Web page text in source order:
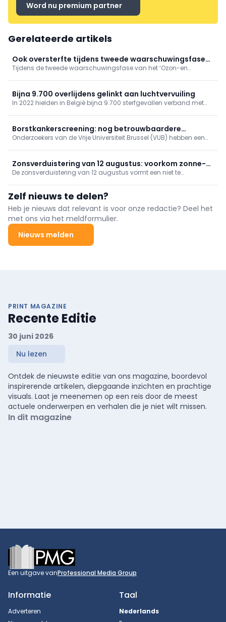
Word nu premium partner
Gerelateerde artikels
Ook oversterfte tijdens tweede waarschuwingsfase
'Ozon- en hitteplan'
Tijdens de tweede waarschuwingsfase van het ‘Ozon-en
hoewel beperkter dan tijdens de hittegolf eind juni.
Bijna 9.700 overlijdens gelinkt aan luchtvervuiling
In 2022 hielden in België bijna 9.700 sterfgevallen verband met
overlijden in kaart.
Borstkankerscreening: nog betrouwbaardere
simulatiemodellen
Onderzoekers van de Vrije Universiteit Brussel (VUB) hebben een
borstkankerscreening.
Zonsverduistering van 12 augustus: voorkom zonne-
retinopathie
De zonsverduistering van 12 augustus vormt een niet te
of „eclipsretinopathie”, te veroorzaken.
Zelf nieuws te delen?
Heb je nieuws dat relevant is voor onze redactie? Deel het
met ons via het meldformulier.
Nieuws melden
PRINT MAGAZINE
Recente Editie
30 juni 2026
Nu lezen
Ontdek de nieuwste editie van ons magazine, boordevol
inspirerende artikelen, diepgaande inzichten en prachtige
visuals. Laat je meenemen op een reis door de meest
actuele onderwerpen en verhalen die je niet wilt missen.
In dit magazine
Footer
Een uitgave vanProfessional Media Group
Informatie
Adverteren
Taal
Nederlands